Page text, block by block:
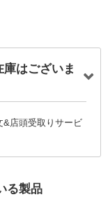
はございま
&店頭受取りサービ
る製品